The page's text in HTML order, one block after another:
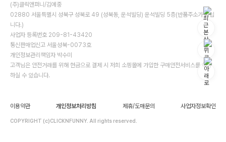
(주)클릭앤퍼니/김예중
02880 서울특별시 성북구 성북로 49 (성북동, 운석빌딩) 운석빌딩 5층(반품주소가 아닙
니다.)
사업자 등록번호 209-81-43420
통신판매업신고 서울성북-0073호
개인정보관리책임자 박수미
고객님은 안전거래를 위해 현금으로 결제 시 저희 소핑몰에 가입한 구매안전서비스를 이용
하실 수 있습니다.
이용약관 개인정보처리방침 제휴/도매문의 사업자정보확인
COPYRIGHT (c)CLICKNFUNNY. All rights reserved.